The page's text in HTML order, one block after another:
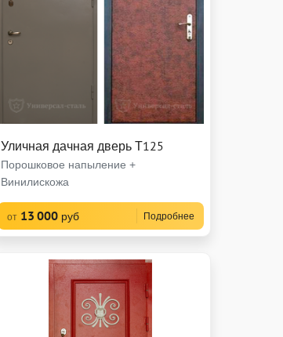
Уличная дачная дверь Т125
Порошковое напыление +
Винилискожа
от 13 000 руб Подробнее